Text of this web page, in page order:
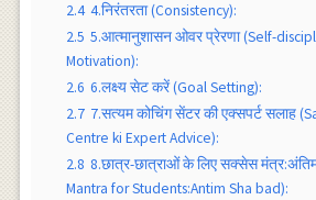
2.4 4.निरंतरता (Consistency):
2.5 5.आत्मानुशासन ओवर प्रेरणा (Self-
Motivation):
2.6 6.लक्ष्य सेट करें (Goal Setting):
2.7 7.सत्यम कोचिंग सेंटर की एक्सपर्ट सलाह
Centre ki Expert Advice):
2.8 8.छात्र-छात्राओं के लिए सक्सेस
Mantra for Students:Antim Sha bad):